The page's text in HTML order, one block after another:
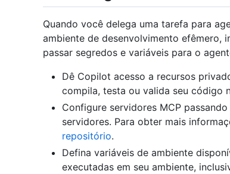
Quando você delega uma tarefa para
ambiente de desenvolvimento efêmero,
passar segredos e variáveis para o
Dê Copilot acesso a recursos
compila, testa ou valida seu código
Configure servidores MCP
servidores. Para obter mais
repositório.
Defina variáveis de ambiente
executadas em seu ambiente,